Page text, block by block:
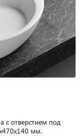
с отверстием под
мм.